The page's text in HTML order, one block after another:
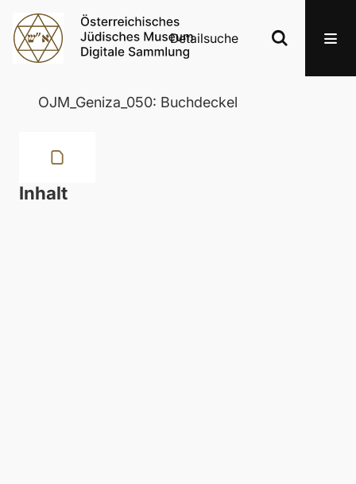
Detailsuche
OJM_Geniza_050: Buchdeckel
Inhalt